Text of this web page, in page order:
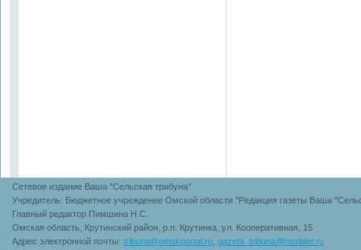
Сетевое издание Ваша "Сельская трибуна"
Учредитель: Бюджетное учреждение Омской области "Редакция газеты Ваша
Главный редактор Пимшина Н.С.
Омская область, Крутинский район, р.п. Крутинка, ул. Кооперативная, 15
Адрес электронной почты: tribuna@omskportal.ru gazeta_tribuna@rambler.ru